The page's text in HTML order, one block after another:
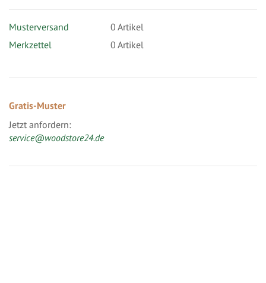
Musterversand 0 Artikel
Merkzettel
0 Artikel
Gratis-Muster
Jetzt anfordern:
service@woodstore24.de